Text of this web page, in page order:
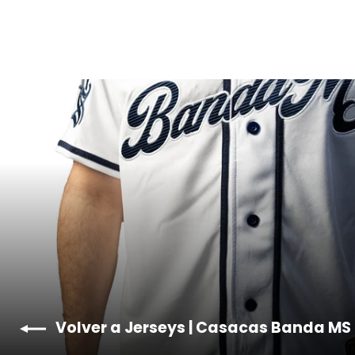
Volver a Jerseys | Casacas Banda MS